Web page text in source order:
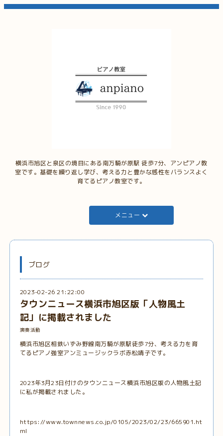
横浜市旭区と泉区の境目にある南万騎が原駅 徒歩7分、アンピアノ教
室です。基礎を繰り返し学び、考える力と豊かな感性をバランスよく
育てるピアノ教室です。
メニュー
ブログ
2023-02-26 21:22:00
タウンニュース横浜市旭区版「人物風土
記」に掲載されました
演奏活動
横浜市旭区相鉄いずみ野線南万騎が原駅徒歩7分、考える力を育
てるピアノ強室アンミュージックラボ赤松靖子です。
2023年3月23日付けのタウンニュース横浜市旭区版の人物風土記
に私が掲載されました。
https://www.townnews.co.jp/0105/2023/02/23/665901.ht
ml